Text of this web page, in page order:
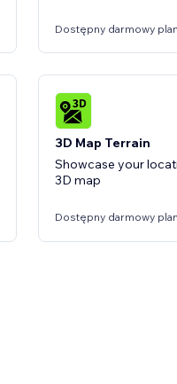
Dostępny darmowy plan
3D Map Terrain
Showcase your
3D map
Dostępny darmowy plan